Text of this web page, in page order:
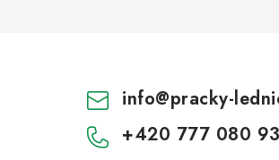
info@pracky-
+420 777 080